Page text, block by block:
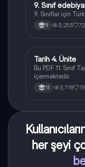
Türk Dili ve
9. Sınıf
9. Sınıflar için
9 3,253 72
Tarih
Tarih 4. Ünite
Bu PDF 11. Sınıf
içermektedir.
11 3,718 78
her şeyi